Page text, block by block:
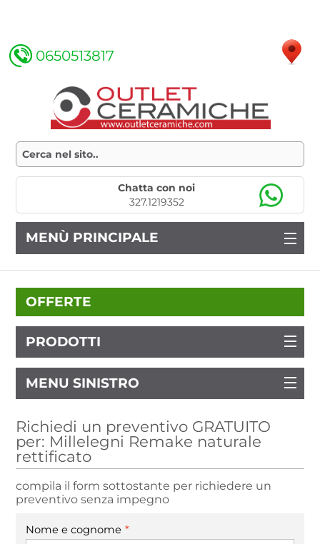
0650513817
Chatta con noi
327.1219352
MENÙ PRINCIPALE
OFFERTE
PRODOTTI
MENU SINISTRO
Richiedi un preventivo GRATUITO
per: Millelegni Remake naturale
rettificato
compila il form sottostante per richiedere un
preventivo senza impegno
Nome e cognome *